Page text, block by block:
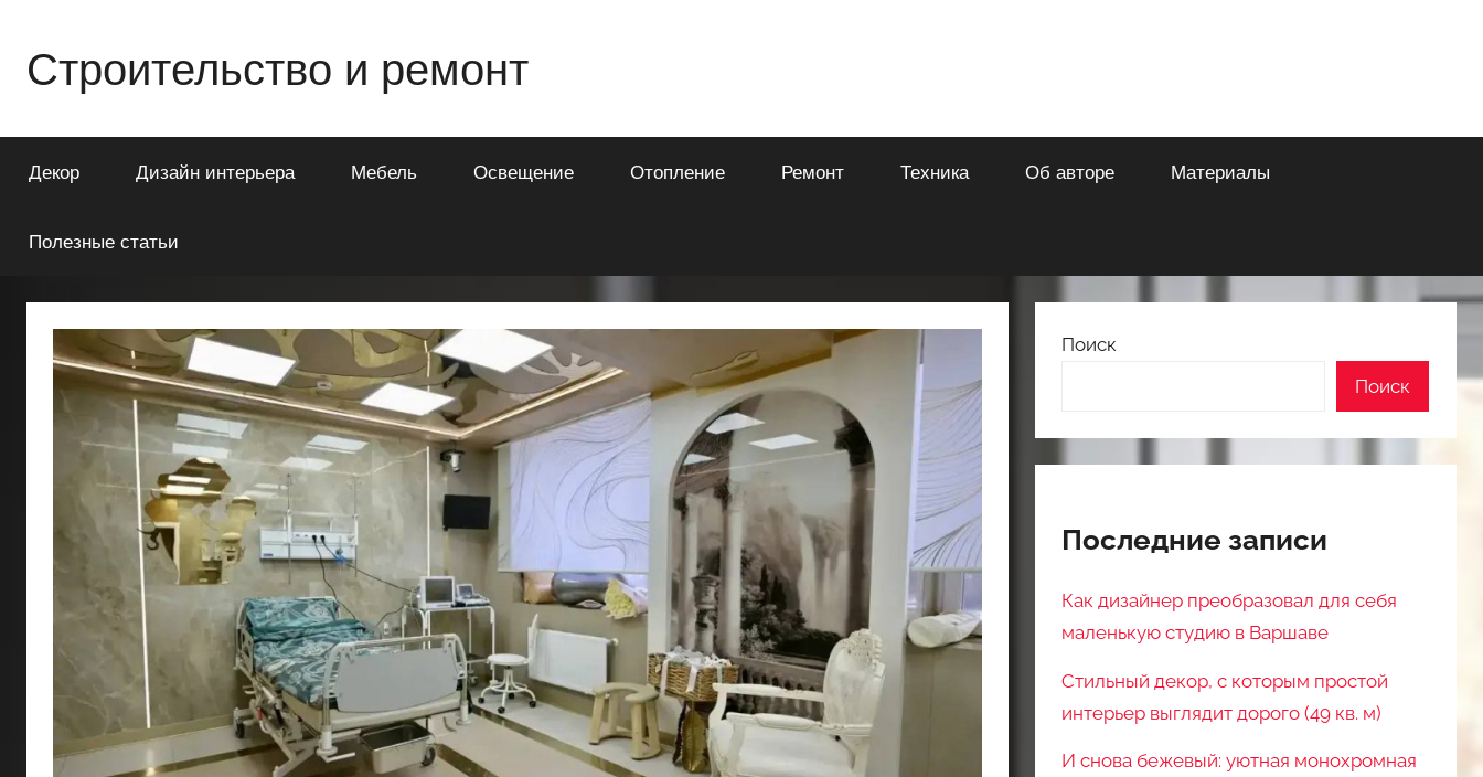
содержимому
Строительство и ремонт
о
строительстве
Декор Дизайн интерьера Мебель Освещение Отопление Ремонт Техника Об авторе Материалы
Полезные статьи
Поиск
Поиск
Последние записи
Как дизайнер преобразовал для себя
маленькую студию в Варшаве
Стильный декор, с которым простой
интерьер выглядит дорого (49 кв. м)
И снова бежевый: уютная монохромная